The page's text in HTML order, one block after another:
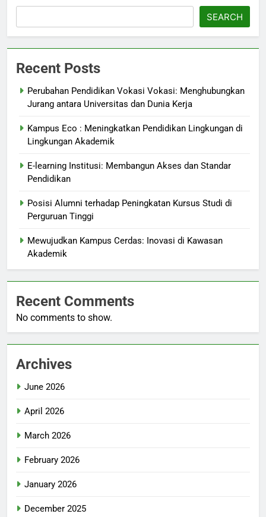
SEARCH
Recent Posts
Perubahan Pendidikan Vokasi Vokasi: Menghubungkan
Jurang antara Universitas dan Dunia Kerja
Kampus Eco : Meningkatkan Pendidikan Lingkungan di
Lingkungan Akademik
E-learning Institusi: Membangun Akses dan Standar
Pendidikan
Posisi Alumni terhadap Peningkatan Kursus Studi di
Perguruan Tinggi
Mewujudkan Kampus Cerdas: Inovasi di Kawasan
Akademik
Recent Comments
No comments to show.
Archives
June 2026
April 2026
March 2026
February 2026
January 2026
December 2025